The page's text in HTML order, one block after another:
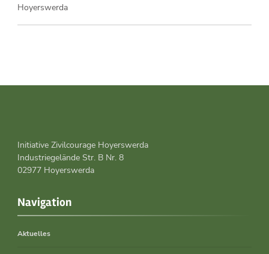
Hoyerswerda
Initiative Zivilcourage Hoyerswerda
Industriegelände Str. B Nr. 8
02977 Hoyerswerda
Navigation
Aktuelles